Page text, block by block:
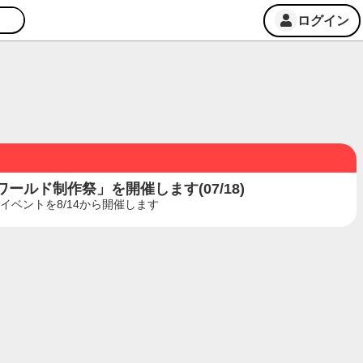
ログイン
ールド制作祭」を開催します(07/18)
ベントを8/14から開催します